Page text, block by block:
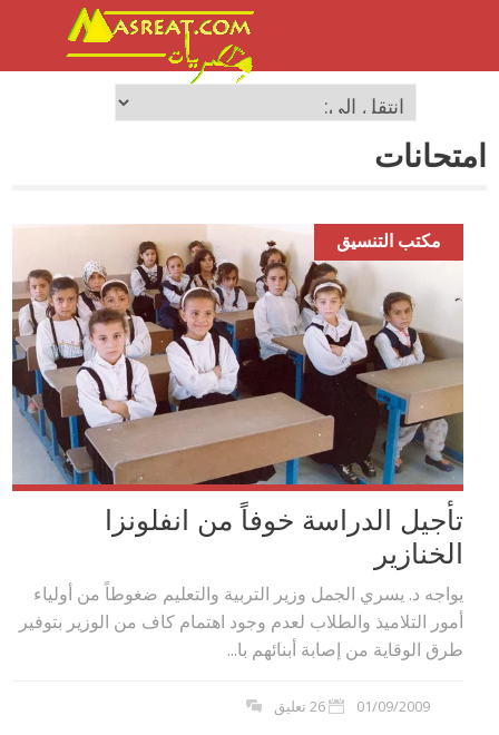
امتحانات
مكتب التنسيق
تأجيل الدراسة خوفاً من انفلونزا
الخنازير
يواجه د. يسري الجمل وزير التربية والتعليم ضغوطاً من أولياء
أمور التلاميذ والطلاب لعدم وجود اهتمام كاف من الوزير بتوفير
طرق الوقاية من إصابة أبنائهم با...
01/09/2009 26 تعليق